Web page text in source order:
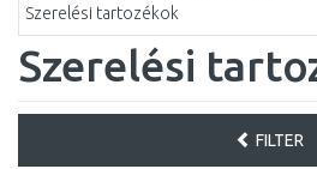
Szerelési tartozékok
Szerelési
FILTER